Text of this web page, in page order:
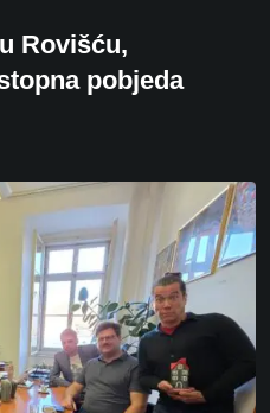
Rovišću,
pobjeda